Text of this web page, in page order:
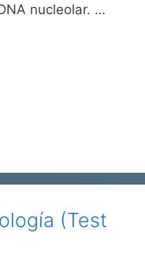
nucleolar. …
(Test